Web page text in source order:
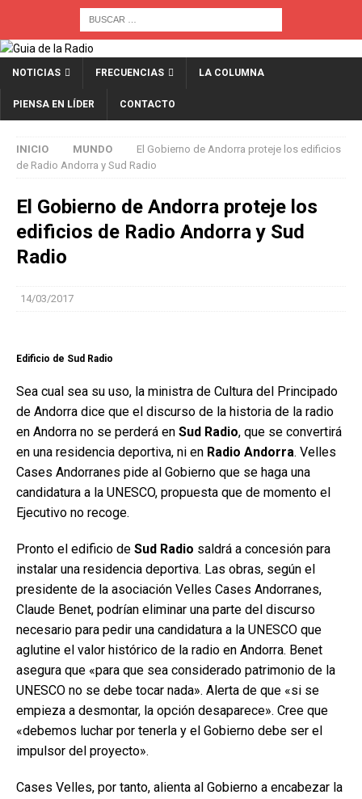
NOTICIAS FRECUENCIAS LA COLUMNA
PIENSA EN LÍDER CONTACTO
INICIO MUNDO
El Gobierno de Andorra proteje los edificios
de Radio Andorra y Sud Radio
El Gobierno de Andorra proteje los
edificios de Radio Andorra y Sud
Radio
14/03/2017
Edificio de Sud Radio
Sea cual sea su uso, la ministra de Cultura del Principado
de Andorra dice que el discurso de la historia de la radio
en Andorra no se perderá en Sud Radio, que se convertirá
en una residencia deportiva, ni en Radio Andorra. Velles
Cases Andorranes pide al Gobierno que se haga una
candidatura a la UNESCO, propuesta que de momento el
Ejecutivo no recoge.
Pronto el edificio de Sud Radio saldrá a concesión para
instalar una residencia deportiva. Las obras, según el
presidente de la asociación Velles Cases Andorranes,
Claude Benet, podrían eliminar una parte del discurso
necesario para pedir una candidatura a la UNESCO que
aglutine el valor histórico de la radio en Andorra. Benet
asegura que «para que sea considerado patrimonio de la
UNESCO no se debe tocar nada». Alerta de que «si se
empieza a desmontar, la opción desaparece». Cree que
«debemos luchar por tenerla y el Gobierno debe ser el
impulsor del proyecto».
Cases Velles, por tanto, alienta al Gobierno a encabezar la